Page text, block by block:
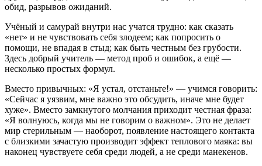
обид, разрывов ожиданий.
Учёный и самурай внутри нас учатся трудно: как сказать
«нет» и не чувствовать себя злодеем; как попросить о
помощи, не впадая в стыд; как быть честным без грубости.
Здесь добрый учитель — метод проб и ошибок, а ещё —
несколько простых формул.
Вместо привычных: «Я устал, отстаньте!» — учимся говорить:
«Сейчас я уязвим, мне важно это обсудить, иначе мне будет
хуже». Вместо замкнутого молчания приходит честная фраза:
«Я волнуюсь, когда мы не говорим о важном». Это не делает
мир стерильным — наоборот, появление настоящего контакта
с близкими зачастую производит эффект теплового маяка: вы
наконец чувствуете себя среди людей, а не среди манекенов.